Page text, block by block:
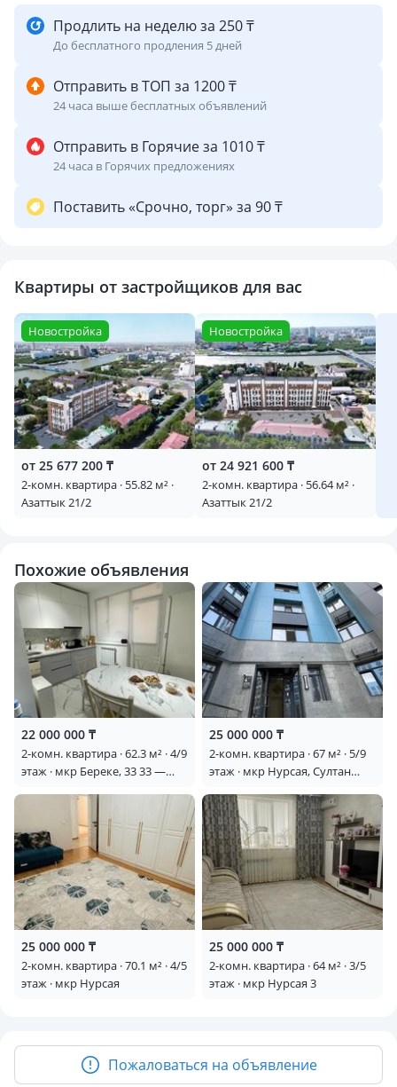
Продлить на неделю за 250 ₸
До бесплатного продления 5 дней
Отправить в ТОП за 1200 ₸
24 часа выше бесплатных объявлений
Отправить в Горячие за 1010 ₸
24 часа в Горячих предложениях
Поставить «Срочно, торг» за 90 ₸
Квартиры от застройщиков для вас
Новостройка
от 25 677 200 ₸
2-комн. квартира · 55.82 м² ·
Азаттык 21/2
Новостройка
от 24 921 600 ₸
2-комн. квартира · 56.64 м² ·
Азаттык 21/2
Похожие объявления
22 000 000 ₸
2-комн. квартира · 62.3 м² · 4/9
этаж · мкр Береке, 33 33 —
25 000 000 ₸
2-комн. квартира · 67 м² · 5/9
этаж · мкр Нурсая, Султан
25 000 000 ₸
2-комн. квартира · 70.1 м² · 4/5
этаж · мкр Нурсая
25 000 000 ₸
2-комн. квартира · 64 м² · 3/5
этаж · мкр Нурсая 3
Пожаловаться на объявление